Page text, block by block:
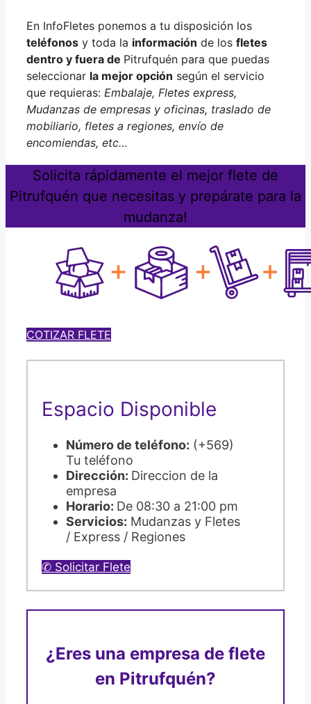
En InfoFletes ponemos a tu disposición los
teléfonos y toda la información de los fletes
dentro y fuera de Pitrufquén para que puedas
seleccionar la mejor opción según el servicio
que requieras: Embalaje, Fletes express,
Mudanzas de empresas y oficinas, traslado de
mobiliario, fletes a regiones, envío de
encomiendas, etc…
Solicita rápidamente el mejor flete de
Pitrufquén que necesitas y prepárate para la
mudanza!
COTIZAR FLETE
Espacio Disponible
Número de teléfono: (+569)
Tu teléfono
Dirección: Direccion de la
empresa
Horario: De 08:30 a 21:00 pm
Servicios: Mudanzas y Fletes
/ Express / Regiones
✆ Solicitar Flete
¿Eres una empresa de flete
en Pitrufquén?